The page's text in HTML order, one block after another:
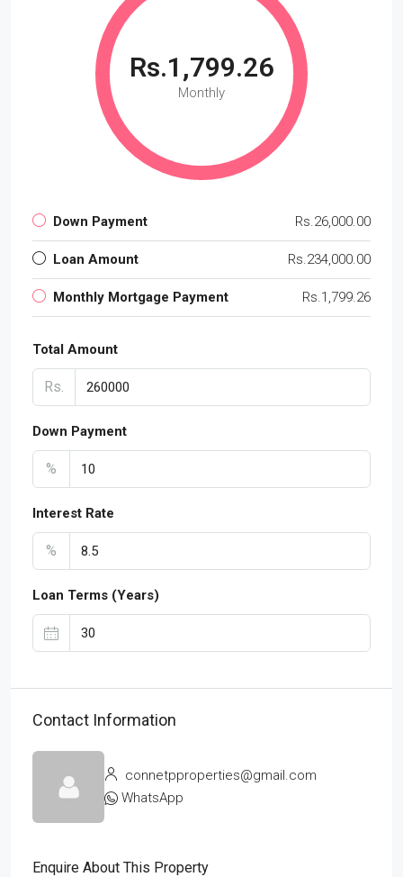
Rs.1,799.26
Monthly
Down Payment Rs.26,000.00
Loan Amount Rs.234,000.00
Monthly Mortgage Payment Rs.1,799.26
Total Amount
Rs.
Down Payment
%
Interest Rate
%
Loan Terms (Years)
Contact Information
connetpproperties@gmail.com
WhatsApp
Enquire About This Property